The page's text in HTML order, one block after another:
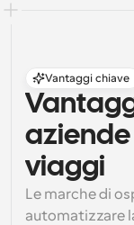
Vantaggi chiave
viaggi
Le marche di
automatizzare